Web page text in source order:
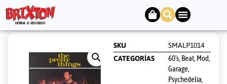
SKU
SMALP1014
CATEGORÍAS
60's, Beat, Mod,
Garage,
Psychedelia,